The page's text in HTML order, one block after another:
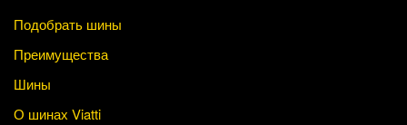
Подобрать шины
Преимущества
Шины
О шинах Viatti